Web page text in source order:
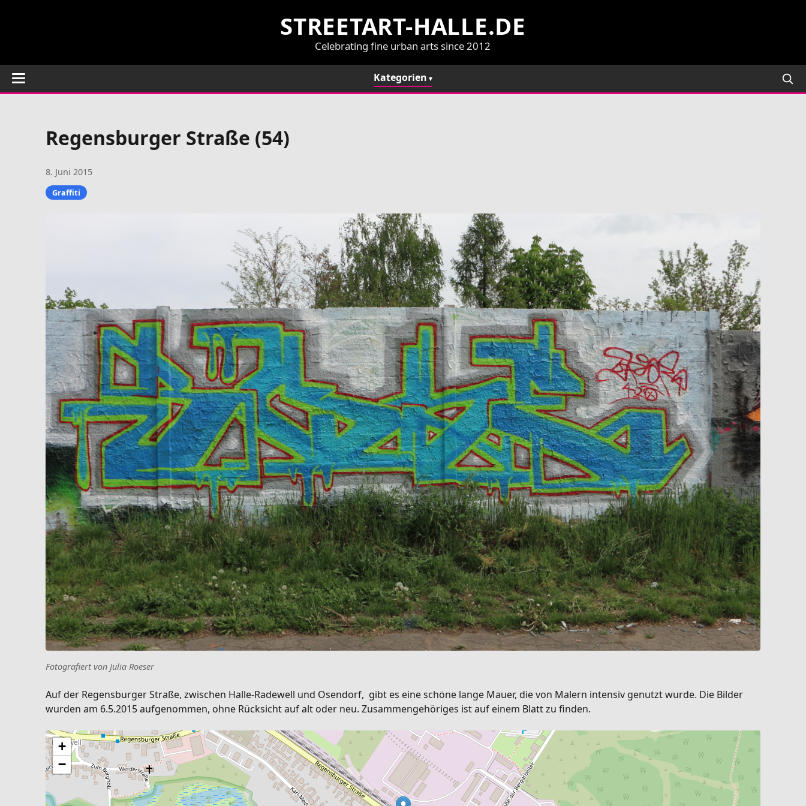
STREETART-HALLE.DE
Celebrating fine urban arts since 2012
Kategorien
Regensburger Straße (54)
8. Juni 2015
Graffiti
Fotografiert von Julia Roeser
Auf der Regensburger Straße, zwischen Halle-Radewell und Osendorf, gibt es eine schöne lange Mauer, die von Malern intensiv genutzt wurde. Die Bilder
wurden am 6.5.2015 aufgenommen, ohne Rücksicht auf alt oder neu. Zusammengehöriges ist auf einem Blatt zu finden.
+
−